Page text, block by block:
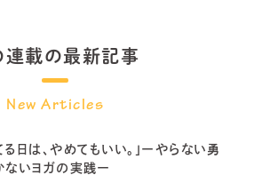
連載の最新記事
る日は、やめてもいい。」ーやらない勇
ないヨガの実践ー